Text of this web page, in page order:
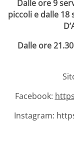
Dalle ore 9
piccoli e dalle 18
Dalle ore
Facebook:
Instagram: